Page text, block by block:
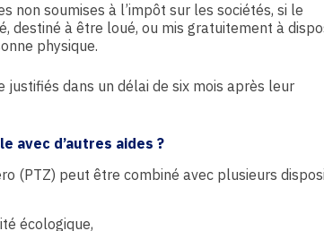
non soumises à l’impôt sur les sociétés, si le
destiné à être loué, ou mis gratuitement à
physique.
justifiés dans un délai de six mois après leur
avec d’autres aides ?
(PTZ) peut être combiné avec plusieurs
écologique,